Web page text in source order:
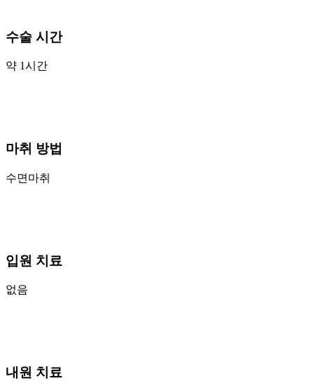
수술 시간
약 1시간
마취 방법
수면마취
입원 치료
없음
내원 치료